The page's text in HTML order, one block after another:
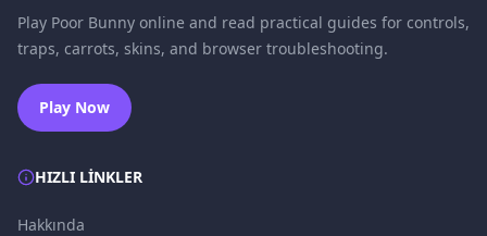
Play Poor Bunny online and read practical guides for controls,
traps, carrots, skins, and browser troubleshooting.
Play Now
HIZLI LINKLER
Hakkında